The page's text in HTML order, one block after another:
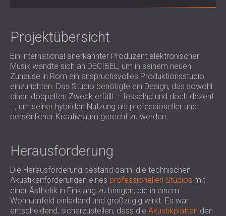
SCHALLSCHUTZ UND AKUSTIK FÜR
SCHALLDÄMMUNG UND
AKUSTIKLÖSUNGEN FÜR
EINZELHANDELSFLÄCHEN
SCHALLSCHUTZ UND AKUSTIK FÜR
BILDUNGSEINRICHTUNGEN
SCHALLSCHUTZ UND AKUSTIK FÜR
GESUNDHEITSEINRICHTUNGE
SCHALLSCHUTZ UND
AUDIOLOGIEBEREICH
SCHALLDÄMMUNG UND
AKUSTIKLÖSUNGEN FÜR
RECHENZENTREN
РОССИЯ (RU)
SOUTH AFRICA (ZA)
Projektübersicht
Ein international anerkannter Produzent elektronischer
Musik wandte sich an DECIBEL, um in seinem neuen
Zuhause in Rom ein anspruchsvolles Produktionsstudio
einzurichten. Das Studio benötigte ein Design, das sowohl
einen doppelten Zweck erfüllt – fesselnd und doch dezent
–, um seiner hybriden Nutzung als professioneller und
persönlicher Kreativraum gerecht zu werden.
Herausforderung
Die Herausforderung bestand darin, die technischen
Akustikanforderungen eines professionellen Studios mit
einer Ästhetik in Einklang zu bringen, die in einem
Wohnumfeld einladend und großzügig wirkt. Es war
entscheidend, sicherzustellen, dass die Akustikplatten den